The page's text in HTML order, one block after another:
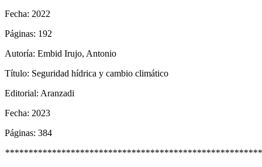
Fecha: 2022
Páginas: 192
Autoría: Embid Irujo, Antonio
Título: Seguridad hídrica y cambio climático
Editorial: Aranzadi
Fecha: 2023
Páginas: 384